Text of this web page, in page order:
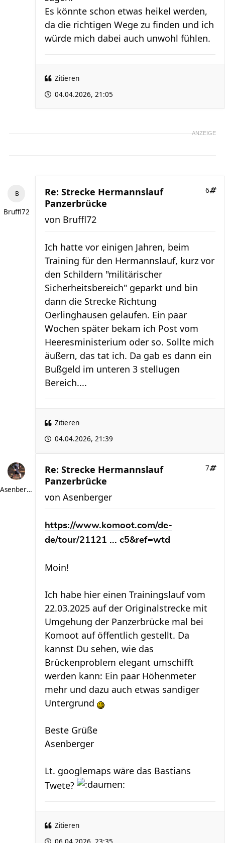
Es könnte schon etwas heikel werden,
da die richtigen Wege zu finden und ich
würde mich dabei auch unwohl fühlen.
Zitieren
04.04.2026, 21:05
ANZEIGE
Bruffl72
Re: Strecke Hermannslauf
Panzerbrücke
6
von Bruffl72
Ich hatte vor einigen Jahren, beim
Training für den Hermannslauf, kurz vor
den Schildern "militärischer
Sicherheitsbereich" geparkt und bin
dann die Strecke Richtung
Oerlinghausen gelaufen. Ein paar
Wochen später bekam ich Post vom
Heeresministerium oder so. Sollte mich
äußern, das tat ich. Da gab es dann ein
Bußgeld im unteren 3 stellugen
Bereich....
Zitieren
04.04.2026, 21:39
Asenberger
Re: Strecke Hermannslauf
Panzerbrücke
7
von Asenberger
https://www.komoot.com/de-
de/tour/21121 ... c5&ref=wtd
Moin!
Ich habe hier einen Trainingslauf vom
22.03.2025 auf der Originalstrecke mit
Umgehung der Panzerbrücke mal bei
Komoot auf öffentlich gestellt. Da
kannst Du sehen, wie das
Brückenproblem elegant umschifft
werden kann: Ein paar Höhenmeter
mehr und dazu auch etwas sandiger
Untergrund
Beste Grüße
Asenberger
Lt. googlemaps wäre das Bastians
Twete?
Zitieren